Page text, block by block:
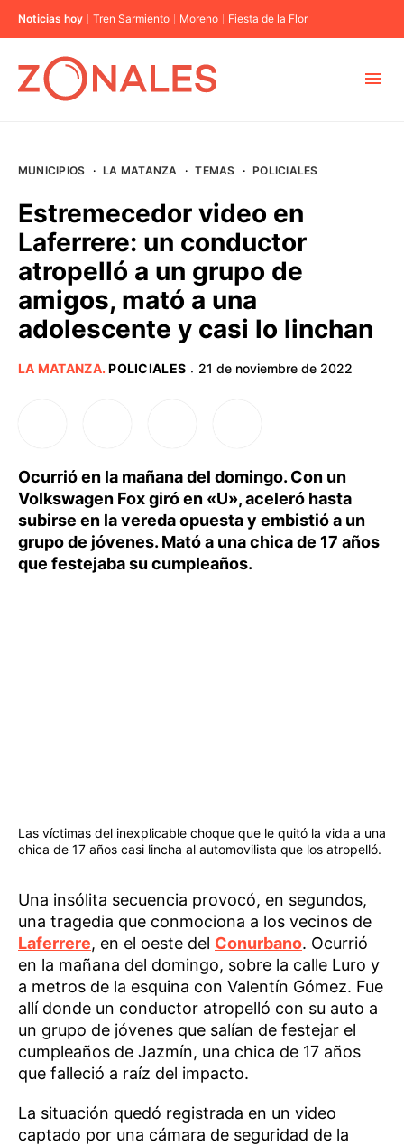
Noticias hoy Tren Sarmiento Moreno Fiesta de la Flor
BUENOS AIRES
PROVINCIAS
MUNICIPIOS · LA MATANZA · TEMAS · POLICIALES
Estremecedor video en
Laferrere: un conductor
atropelló a un grupo de
amigos, mató a una
adolescente y casi lo linchan
LA MATANZA.POLICIALES · 21 de noviembre de 2022
Ocurrió en la mañana del domingo. Con un
Volkswagen Fox giró en «U», aceleró hasta
subirse en la vereda opuesta y embistió a un
grupo de jóvenes. Mató a una chica de 17 años
que festejaba su cumpleaños.
Las víctimas del inexplicable choque que le quitó la vida a una
chica de 17 años casi lincha al automovilista que los atropelló.
Una insólita secuencia provocó, en segundos,
una tragedia que conmociona a los vecinos de
Laferrere, en el oeste del Conurbano. Ocurrió
en la mañana del domingo, sobre la calle Luro y
a metros de la esquina con Valentín Gómez. Fue
allí donde un conductor atropelló con su auto a
un grupo de jóvenes que salían de festejar el
cumpleaños de Jazmín, una chica de 17 años
que falleció a raíz del impacto.
La situación quedó registrada en un video
captado por una cámara de seguridad de la